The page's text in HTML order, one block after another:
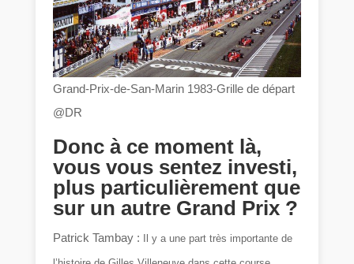
Grand-Prix-de-San-Marin 1983-Grille de départ
@DR
Donc à ce moment là,
vous vous sentez investi,
plus particulièrement que
sur un autre Grand Prix ?
Patrick Tambay : Il y a une part très importante de